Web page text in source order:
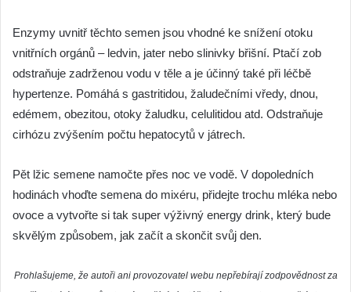
Enzymy uvnitř těchto semen jsou vhodné ke snížení otoku
vnitřních orgánů – ledvin, jater nebo slinivky břišní. Ptačí zob
odstraňuje zadrženou vodu v těle a je účinný také při léčbě
hypertenze. Pomáhá s gastritidou, žaludečními vředy, dnou,
edémem, obezitou, otoky žaludku, celulitidou atd. Odstraňuje
cirhózu zvýšením počtu hepatocytů v játrech.
Pět lžic semene namočte přes noc ve vodě. V dopoledních
hodinách vhoďte semena do mixéru, přidejte trochu mléka nebo
ovoce a vytvořte si tak super výživný energy drink, který bude
skvělým způsobem, jak začít a skončit svůj den.
Prohlašujeme, že autoři ani provozovatel webu nepřebírají zodpovědnost za